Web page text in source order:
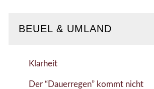
BEUEL & UMLAND
Klarheit
Der “Dauerregen” kommt nicht